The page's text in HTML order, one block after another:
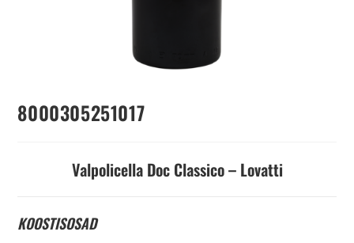
8000305251017
Valpolicella Doc Classico – Lovatti
KOOSTISOSAD